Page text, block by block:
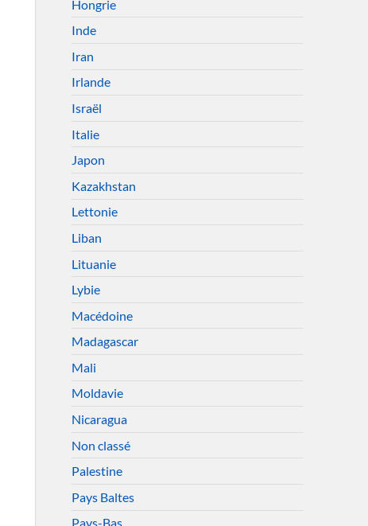
Hongrie
Inde
Iran
Irlande
Israël
Italie
Japon
Kazakhstan
Lettonie
Liban
Lituanie
Lybie
Macédoine
Madagascar
Mali
Moldavie
Nicaragua
Non classé
Palestine
Pays Baltes
Pays-Bas